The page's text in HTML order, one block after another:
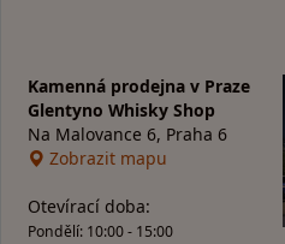
Kamenná prodejna v Praze
Glentyno Whisky Shop
Na Malovance 6, Praha 6
Zobrazit mapu
Otevírací doba:
Pondělí: 10:00 - 15:00